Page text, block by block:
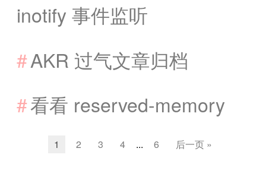
inotify 事件监听
AKR 过气文章归档
看看 reserved-memory
1 2 3 4 ... 6 后一页 »